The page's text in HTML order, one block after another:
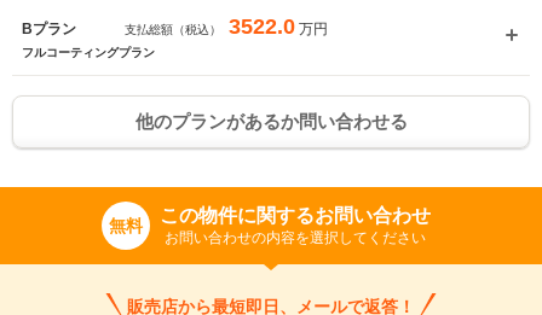
Bプラン 支払総額（税込） 3522.0 万円
フルコーティングプラン
他のプランがあるか問い合わせる
無料 この物件に関するお問い合わせ
お問い合わせの内容を選択してください
販売店から最短即日、メールで返答！